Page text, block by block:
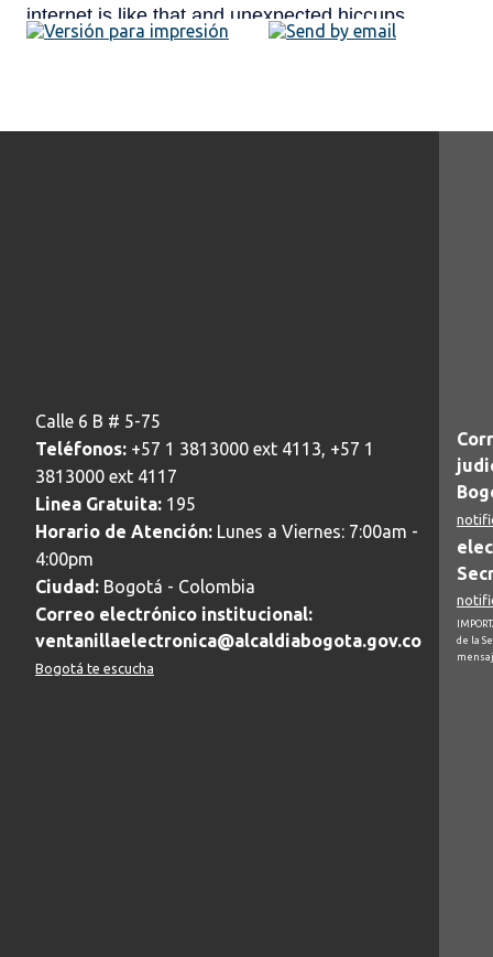
Calle 6 B # 5-75
Teléfonos: +57 1 3813000 ext 4113, +57 1
3813000 ext 4117
Linea Gratuita: 195
Horario de Atención: Lunes a Viernes: 7:00am -
4:00pm
Ciudad: Bogotá - Colombia
Correo electrónico institucional:
ventanillaelectronica@alcaldiabogota.gov.co
Bogotá te escucha
de la